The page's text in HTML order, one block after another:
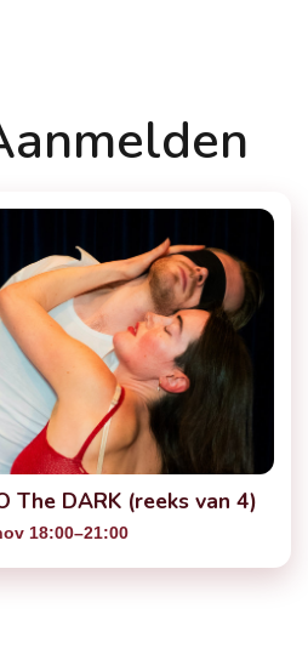
The DARK (reeks van 4)
18:00–21:00